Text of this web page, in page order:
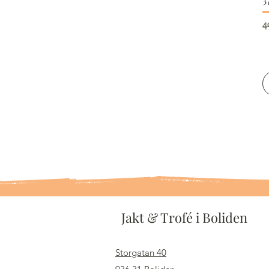
Jakt & Trofé i Boliden
Storgatan 40